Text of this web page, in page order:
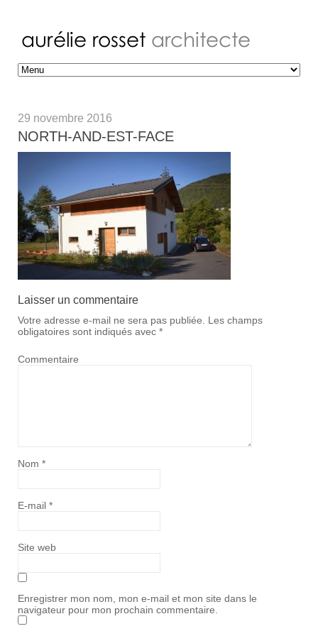
29 novembre 2016
NORTH-AND-EST-FACE
Laisser un commentaire
Votre adresse e-mail ne sera pas publiée.
Les champs
obligatoires sont indiqués avec *
Commentaire
Nom *
E-mail *
Site web
Enregistrer mon nom, mon e-mail et mon site dans le
navigateur pour mon prochain commentaire.